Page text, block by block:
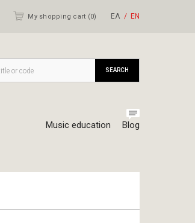
My shopping cart (0) ΕΛ ΕΝ
Music education Blog
SEARCH